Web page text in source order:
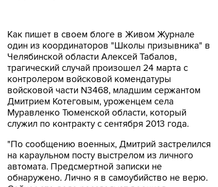
Челябинской области Алексей Табалов,
трагический случай произошел 24 марта с
контролером войсковой комендатуры
войсковой части N3468, младшим сержантом
Дмитрием Котеговым, уроженцем села
Муравленко Тюменской области, который
служил по контракту с сентября 2013 года.
"По сообщению военных, Дмитрий застрелился
автомата. Предсмертной записки не
обнаружено. Лично я в самоубийство не верю.
Сейчас это дело расследует военная
прокуратура", - написал Табалов.